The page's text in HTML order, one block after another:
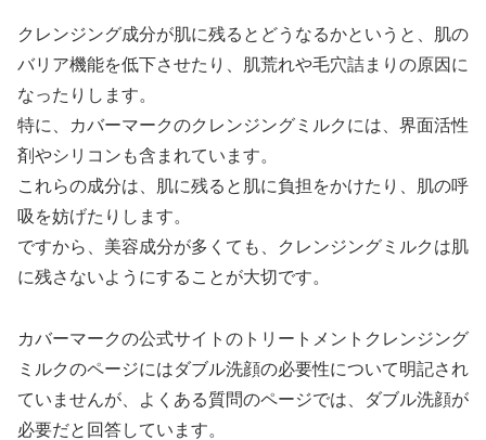
クレンジング成分が肌に残るとどうなるかというと、肌の
バリア機能を低下させたり、肌荒れや毛穴詰まりの原因に
なったりします。
特に、カバーマークのクレンジングミルクには、界面活性
剤やシリコンも含まれています。
これらの成分は、肌に残ると肌に負担をかけたり、肌の呼
吸を妨げたりします。
ですから、美容成分が多くても、クレンジングミルクは肌
に残さないようにすることが大切です。
カバーマークの公式サイトのトリートメントクレンジング
ミルクのページにはダブル洗顔の必要性について明記され
ていませんが、よくある質問のページでは、ダブル洗顔が
必要だと回答しています。